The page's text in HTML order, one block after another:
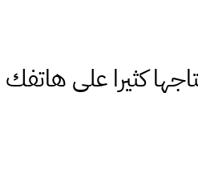
كثيرا على